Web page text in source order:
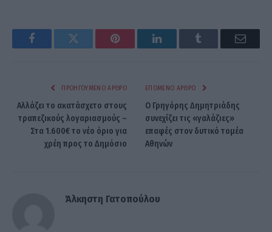
FacebookTwitter Pinterest LinkedInTumblr Email
ΠΡΟΗΓΟΎΜΕΝΟ ΆΡΘΡΟ
Αλλάζει το ακατάσχετο στους
τραπεζικούς λογαριασμούς –
Στα 1.600€ το νέο όριο για
χρέη προς το Δημόσιο
ΕΠΌΜΕΝΟ ΆΡΘΡΟ
Ο Γρηγόρης Δημητριάδης
συνεχίζει τις «γαλάζιες»
επαφές στον δυτικό τομέα
Αθηνών
Άλκηστη Γατοπούλου